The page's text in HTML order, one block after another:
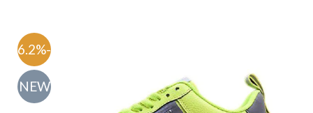
-46.2%
NEW